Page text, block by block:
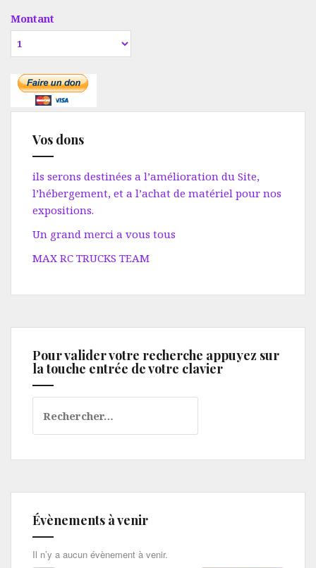
Montant
Vos dons
ils serons destinées a l’amélioration du Site,
l’hébergement, et a l’achat de matériel pour nos
expositions.
Un grand merci a vous tous
MAX RC TRUCKS TEAM
Pour valider votre recherche appuyez sur
la touche entrée de votre clavier
Évènements à venir
Il n’y a aucun évènement à venir.